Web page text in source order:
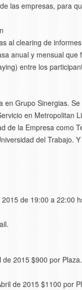
las empresas, para
al clearing de informes
anual y mensual
entre los
en Grupo Sinergias.
en Metropolitan
de la Empresa como
del Trabajo.
de 19:00 a 22:00
2015 $900 por Plaza.
de 2015 $1100 por